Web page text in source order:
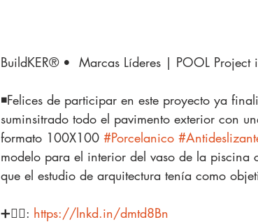
BuildKER® •  Marcas Líderes | POOL
◾️Felices de participar en este proyecto ya
suminsitrado todo el pavimento exterior con
formato 100X100 #Porcelanico
modelo para el interior del vaso de la
que el estudio de arquitectura tenía como
➕👉🏿: https://lnkd.in/dmtd8Bn